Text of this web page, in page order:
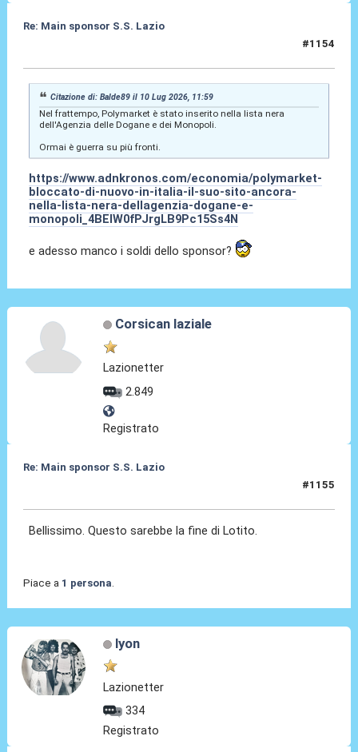
Re: Main sponsor S.S. Lazio
#1154
Citazione di: Balde89 il 10 Lug 2026, 11:59
Nel frattempo, Polymarket è stato inserito nella lista nera
dell'Agenzia delle Dogane e dei Monopoli.
Ormai è guerra su più fronti.
https://www.adnkronos.com/economia/polymarket-
bloccato-di-nuovo-in-italia-il-suo-sito-ancora-
nella-lista-nera-dellagenzia-dogane-e-
monopoli_4BEIW0fPJrgLB9Pc15Ss4N
e adesso manco i soldi dello sponsor?
Corsican laziale
Lazionetter
2.849
Registrato
Re: Main sponsor S.S. Lazio
#1155
Bellissimo. Questo sarebbe la fine di Lotito.
Piace a 1 persona
lyon
Lazionetter
334
Registrato